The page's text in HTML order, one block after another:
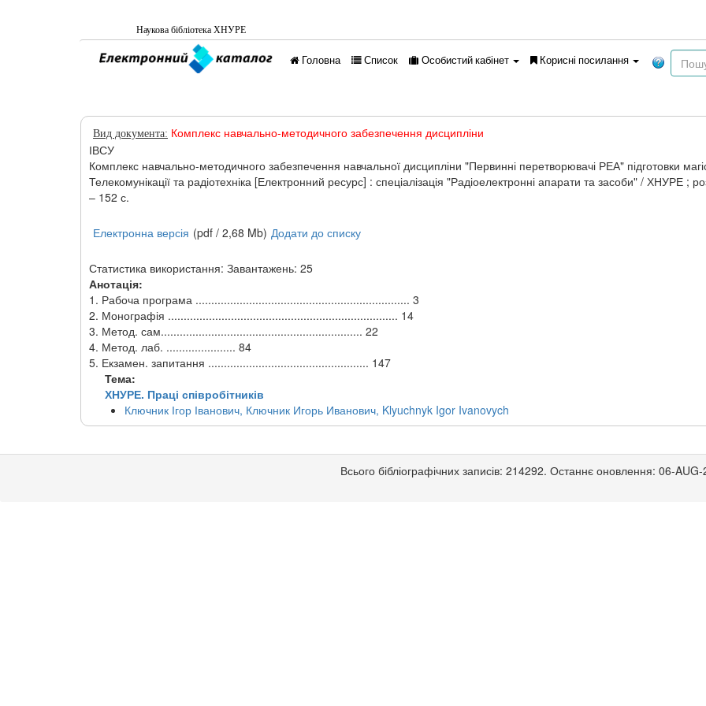
Наукова бiблiотека ХНУРЕ
Головна Список Особистий кабінет Корисні посилання
Вид документа: Комплекс навчально-методичного забезпечення дисципліни
ІВСУ
Комплекс навчально-методичного забезпечення навчальної дисципліни "Первинні перетворювачі РЕА" підготовки
Телекомунікації та радіотехніка [Електронний ресурс] : спеціалізація "Радіоелектронні апарати та засоби" / ХНУРЕ ;
– 152 с.
Електронна версія (pdf / 2,68 Mb) Додати до списку
Статистика використання: Завантажень: 25
Анотація:
1. Рабоча програма .................................................................... 3
2. Монографія ......................................................................... 14
3. Метод. сам................................................................ 22
4. Метод. лаб. ...................... 84
5. Екзамен. запитання ................................................... 147
Тема:
ХНУРЕ. Праці співробітників
Ключник Ігор Іванович, Ключник Игорь Иванович, Klyuchnyk Igor Ivanovych
Всього бібліографічних записів: 214292. Останнє оновлення: 06-